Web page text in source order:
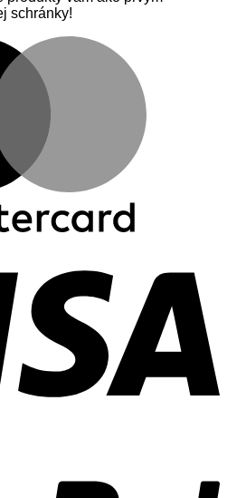
schránky!